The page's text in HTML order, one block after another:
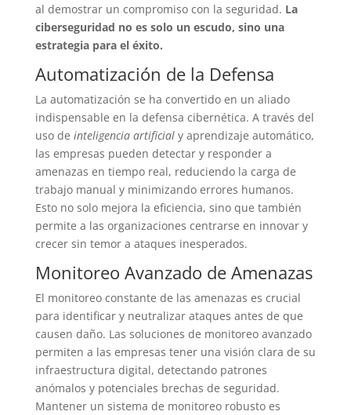
al demostrar un compromiso con la seguridad. La
ciberseguridad no es solo un escudo, sino una
estrategia para el éxito.
Automatización de la Defensa
La automatización se ha convertido en un aliado
indispensable en la defensa cibernética. A través del
uso de inteligencia artificialy aprendizaje automático,
las empresas pueden detectar y responder a
amenazas en tiempo real, reduciendo la carga de
trabajo manual y minimizando errores humanos.
Esto no solo mejora la eficiencia, sino que también
permite a las organizaciones centrarse en innovar y
crecer sin temor a ataques inesperados.
Monitoreo Avanzado de Amenazas
El monitoreo constante de las amenazas es crucial
para identificar y neutralizar ataques antes de que
causen daño. Las soluciones de monitoreo avanzado
permiten a las empresas tener una visión clara de su
infraestructura digital, detectando patrones
anómalos y potenciales brechas de seguridad.
Mantener un sistema de monitoreo robusto es